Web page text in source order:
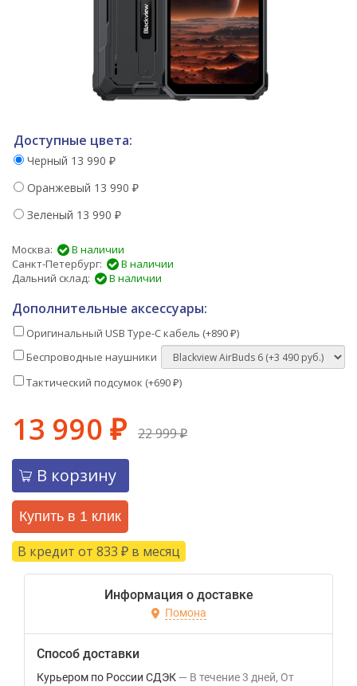
Доступные цвета:
Черный 13 990 ₽
Оранжевый 13 990 ₽
Зеленый 13 990 ₽
Москва:
В наличии
Санкт-Петербург:
В наличии
Дальний склад:
В наличии
Дополнительные аксессуары:
Оригинальный USB Type-C кабель (+890 ₽)
Беспроводные наушники
Тактический подсумок (+690 ₽)
13 990 ₽ 22 999₽
В корзину
Купить в 1 клик
В кредит от 833 ₽ в месяц
Информация о доставке
Помона
Способ доставки
Курьером по России СДЭК В течение3 дней От